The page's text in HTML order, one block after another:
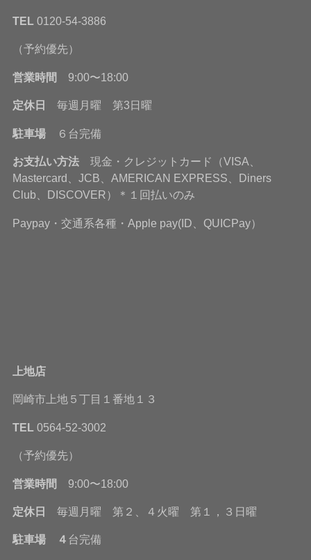
TEL 0120-54-3886
（予約優先）
営業時間 9:00〜18:00
定休日 毎週月曜 第3日曜
駐車場 ６台完備
お支払い方法現金・クレジットカード（VISA、
Mastercard、JCB、AMERICAN EXPRESS、Diners
Club、DISCOVER）＊１回払いのみ
Paypay・交通系各種・Apple pay(ID、QUICPay）
上地店
岡崎市上地５丁目１番地１３
TEL 0564-52-3002
（予約優先）
営業時間 9:00〜18:00
定休日 毎週月曜 第２、４火曜 第１，３日曜
駐車場 ４ 台完備